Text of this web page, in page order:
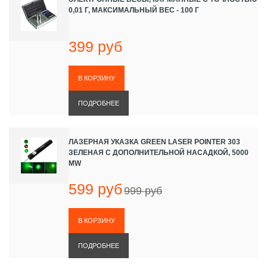
0,01 Г, МАКСИМАЛЬНЫЙ ВЕС - 100 Г
399 руб
ПОДРОБНЕЕ
ЛАЗЕРНАЯ УКАЗКА GREEN LASER POINTER 303
ЗЕЛЕНАЯ С ДОПОЛНИТЕЛЬНОЙ НАСАДКОЙ, 5000
MW
599 руб999 руб
ПОДРОБНЕЕ